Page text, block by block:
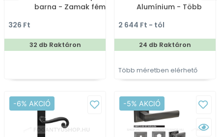
barna - Zamak fém
gombfogantyú
(szögletes, kerek)
326 Ft
32 db Raktáron
Alumínium - Több
színes fém
bútorfogantyú
2 644 Ft - tól
24 db Raktáron
Több méretben elérhető
-6% AKCIÓ -5% AKCIÓ